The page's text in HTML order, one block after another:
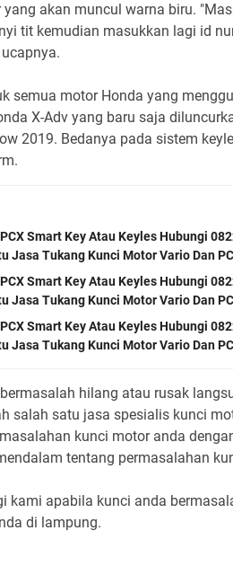
akan muncul warna biru.
tit kemudian masukkan lagi id
semua motor Honda yang
X-Adv yang baru saja
2019. Bedanya pada sistem
Smart Key Atau Keyles Hubungi
Jasa Tukang Kunci Motor Vario Dan
Smart Key Atau Keyles Hubungi
Jasa Tukang Kunci Motor Vario Dan
Smart Key Atau Keyles Hubungi
Jasa Tukang Kunci Motor Vario Dan
hilang atau rusak
salah satu jasa spesialis kunci
kunci motor anda
tentang permasalahan
kami apabila kunci anda
di lampung.